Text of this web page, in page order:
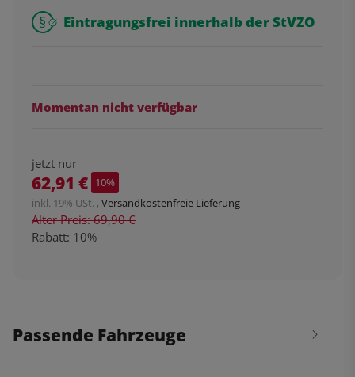
Eintragungsfrei innerhalb der StVZO
Momentan nicht verfügbar
jetzt nur
62,91 € 10%
inkl. 19% USt. , Versandkostenfreie Lieferung
Alter Preis: 69,90 €
Rabatt: 10%
Passende Fahrzeuge